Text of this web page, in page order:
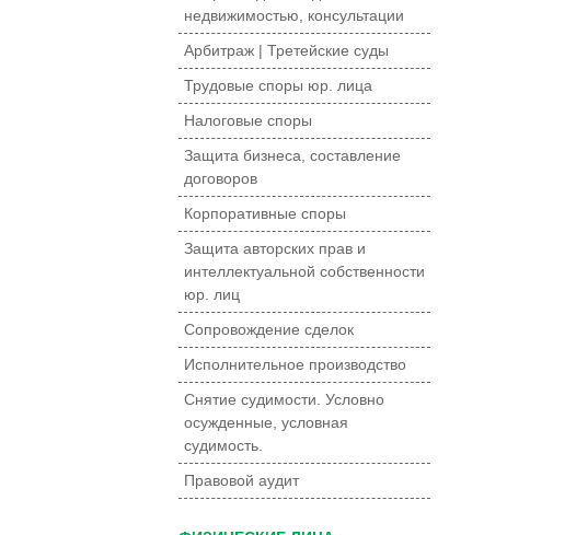
недвижимостью, консультации
Арбитраж | Третейские суды
Трудовые споры юр. лица
Налоговые споры
Защита бизнеса, составление
договоров
Корпоративные споры
Защита авторских прав и
интеллектуальной собственности
юр. лиц
Сопровождение сделок
Исполнительное производство
Снятие судимости. Условно
осужденные, условная
судимость.
Правовой аудит